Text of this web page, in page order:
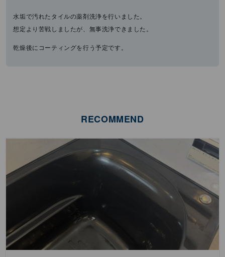
水垢で汚れたタイルの薬剤洗浄を行いました。
想定より苦戦しましたが、無事洗浄できました。
乾燥後にコーティングを行う予定です。
RECOMMEND